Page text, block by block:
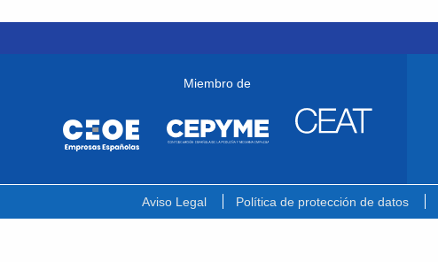
Miembro de
Aviso Legal Política de protección de datos